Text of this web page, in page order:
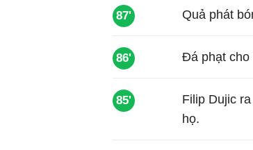
87' Quả phát
86' Đá phạt cho
85'
Filip Dujic
họ.